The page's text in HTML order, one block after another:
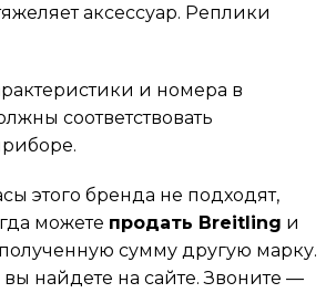
аксессуар. Реплики
и номера в
соответствовать
этого бренда не подходят,
можете продать Breitling и
сумму другую марку.
найдете на сайте. Звоните —